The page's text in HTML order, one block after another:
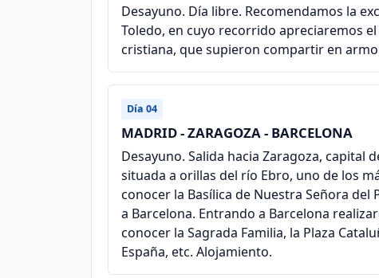
Desayuno. Día libre. Recomendamos la
Toledo, en cuyo recorrido apreciaremos
cristiana, que supieron compartir en
Día 04
MADRID - ZARAGOZA - BARCELONA
Desayuno. Salida hacia Zaragoza, capital
situada a orillas del río Ebro, uno de los
conocer la Basílica de Nuestra Señora
a Barcelona. Entrando a Barcelona
conocer la Sagrada Familia, la Plaza
España, etc. Alojamiento.